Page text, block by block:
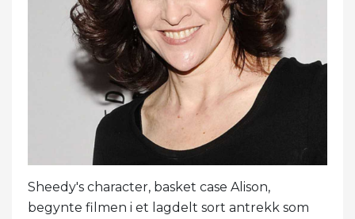
Sheedy's character, basket case Alison,
begynte filmen i et lagdelt sort antrekk som